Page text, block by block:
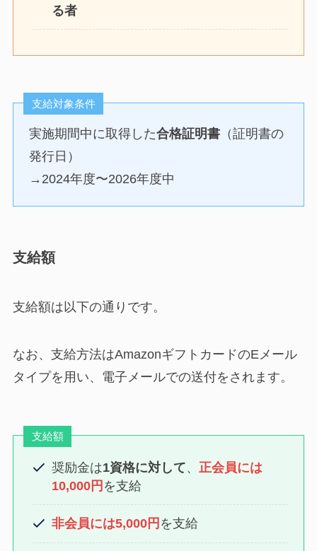
る者
支給対象条件
実施期間中に取得した合格証明書 （証明書の
発行日）
→2024年度〜2026年度中
支給額
支給額は以下の通りです。
なお、支給方法はAmazonギフトカードのEメール
タイプを用い、電子メールでの送付をされます。
支給額
奨励金は1資格に対して、 正会員には
10,000円 を支給
非会員には5,000円 を支給